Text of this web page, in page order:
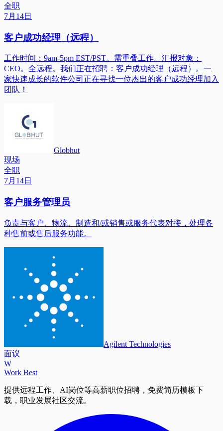
全职
7月14日
客户成功经理（远程）
工作时间：9am-5pm EST/PST。需重叠工作。汇报对象：
CEO。全远程。我们正在招聘：客户成功经理（远程）。一
家快速成长的软件公司正在寻找一位杰出的客户成功经理加入
团队！
Globhut
现场
全职
7月14日
客户服务管理员
负责与客户、物流、制造和/或销售或服务代表对接，处理各
种售前或售后服务功能。
Agilent Technologies
面议
W
Work Best
提供远程工作、AI岗位等高薪职位招聘，免费简历模板下
载，职业发展社区交流。